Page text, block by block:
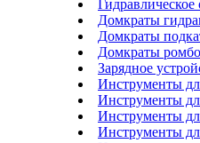
Домкраты
Домкраты
Домкраты
Зарядное
Инструменты
Инструменты
Инструменты
Инструменты